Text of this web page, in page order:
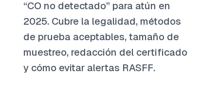
“CO no detectado” para atún en
2025. Cubre la legalidad, métodos
de prueba aceptables, tamaño de
muestreo, redacción del certificado
y cómo evitar alertas RASFF.